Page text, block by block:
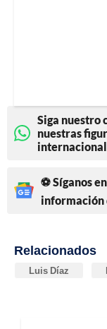
Siga nuestro
nuestras
⚽ Síganos
información
Relacionados
Luis Díaz